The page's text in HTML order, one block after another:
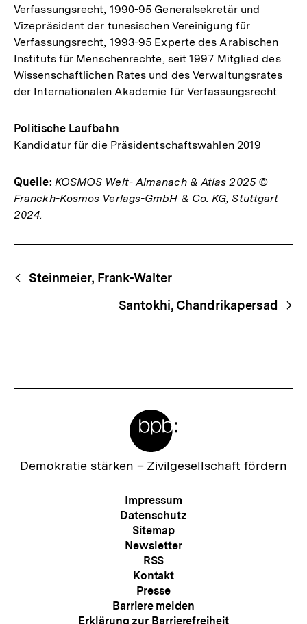
Verfassungsrecht, 1990-95 Generalsekretär und
Vizepräsident der tunesischen Vereinigung für
Verfassungsrecht, 1993-95 Experte des Arabischen
Instituts für Menschenrechte, seit 1997 Mitglied des
Wissenschaftlichen Rates und des Verwaltungsrates
der Internationalen Akademie für Verfassungsrecht
Politische Laufbahn
Kandidatur für die Präsidentschaftswahlen 2019
Quelle: KOSMOS Welt- Almanach & Atlas 2025 ©
Franckh-Kosmos Verlags-GmbH & Co. KG, Stuttgart
2024.
Begriffsnavigation
Content-
Navigation
Steinmeier, Frank-Walter
Santokhi, Chandrikapersad
Zur
Demokratie stärken – Zivilgesellschaft fördern
Meta-
Navigation
Impressum
Datenschutz
Sitemap
Newsletter
RSS
Kontakt
Presse
Barriere melden
Erklärung zur Barrierefreiheit